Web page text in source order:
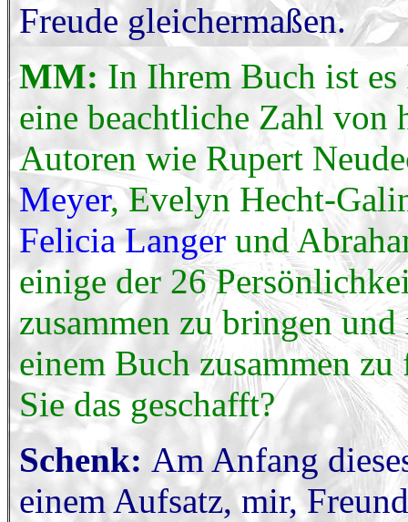
Freude gleichermaßen.
MM: In Ihrem Buch ist
eine beachtliche Zahl von
Autoren wie Rupert
Meyer, Evelyn Hecht-
Felicia Langer und
einige der 26
zusammen zu bringen
einem Buch zusammen zu
Sie das geschafft?
Schenk: Am Anfang
einem Aufsatz, mir,